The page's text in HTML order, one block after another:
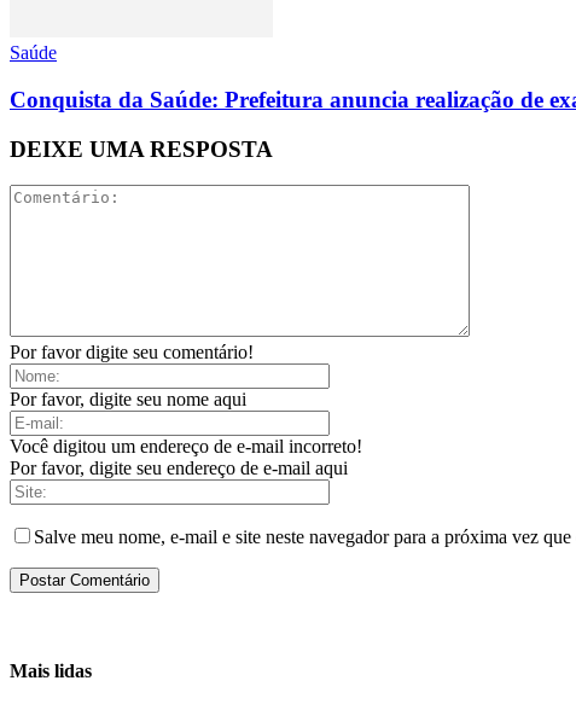
Saúde
Conquista da Saúde: Prefeitura anuncia realização de
DEIXE UMA RESPOSTA
Por favor digite seu comentário!
Por favor, digite seu nome aqui
Você digitou um endereço de e-mail incorreto!
Por favor, digite seu endereço de e-mail aqui
Salve meu nome, e-mail e site neste navegador para a próxima vez que
Mais lidas